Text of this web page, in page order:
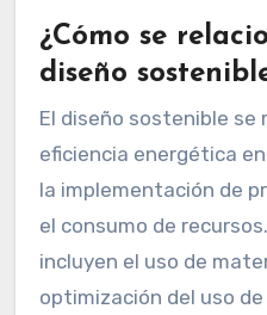
¿Cómo se
diseño
El diseño sostenible se
eficiencia energética
la implementación de
el consumo de
incluyen el uso de
optimización del uso